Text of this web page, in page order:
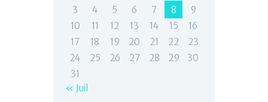
3
4 5 6 7 8
9
10
11 12 13 14 15
16
17
18 19 20 21 22
23
24
25 26 27 28 29
30
31
« Juil